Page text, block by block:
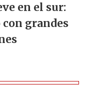
en el sur:
grandes